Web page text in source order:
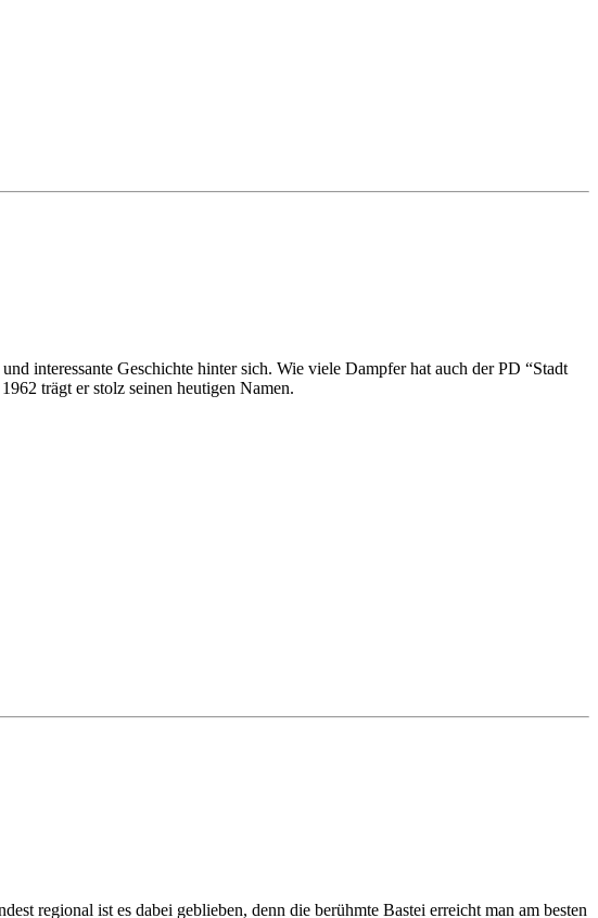
interessante Geschichte hinter sich. Wie viele Dampfer hat auch der PD “Stadt
trägt er stolz seinen heutigen Namen.
regional ist es dabei geblieben, denn die berühmte Bastei erreicht man am besten